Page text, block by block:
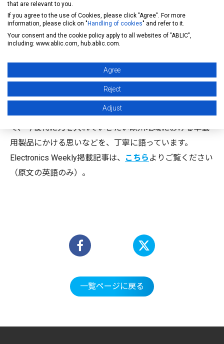
エイブリックがどのような会社であるのか、これまでの
軌跡と実績、日本のアナログ半導体専業メーカーとして
長年にわたり積み重ねてきた匠の技や優れた人材を通じ
て、今後特に力を入れていきたい欧州地域における車載
用製品にかける思いなどを、丁寧に語っています。
Electronics Weekly掲載記事は、
こちら よりご覧ください
（原文の英語のみ）。
一覧ページに戻る
that are relevant to you.
If you agree to the use of Cookies, please click "Agree". For more
information, please click on " Handling of cookies" and refer to it.
Your consent and the cookie policy apply to all websites of "ABLIC",
including: www.ablic.com, hub.ablic.com.
Agree
Reject
Adjust